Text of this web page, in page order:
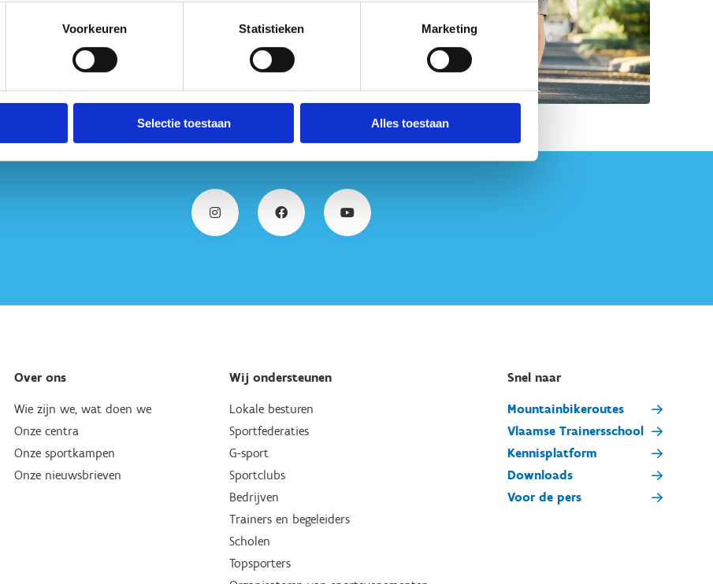
Voorkeuren Statistieken Marketing
Selectie toestaan Alles toestaan
van deze mooie omgeving.
zich thuis voelt.
Over ons
Wie zijn we, wat doen we
Onze centra
Onze sportkampen
Onze nieuwsbrieven
Wij ondersteunen
Lokale besturen
Sportfederaties
G-sport
Sportclubs
Bedrijven
Trainers en begeleiders
Scholen
Topsporters
Snel naar
Mountainbikeroutes
Vlaamse Trainersschool
Kennisplatform
Downloads
Voor de pers